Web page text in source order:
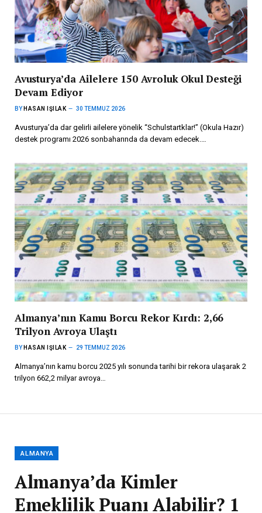
Avusturya’da Ailelere 150 Avroluk Okul Desteği
Devam Ediyor
BY HASAN IŞILAK 30 TEMMUZ 2026
Avusturya’da dar gelirli ailelere yönelik “Schulstartklar!” (Okula Hazır)
destek programı 2026 sonbaharında da devam edecek.…
Almanya’nın Kamu Borcu Rekor Kırdı: 2,66
Trilyon Avroya Ulaştı
BY HASAN IŞILAK 29 TEMMUZ 2026
Almanya’nın kamu borcu 2025 yılı sonunda tarihi bir rekora ulaşarak 2
trilyon 662,2 milyar avroya…
ALMANYA
Almanya’da Kimler
Emeklilik Puanı Alabilir? 1